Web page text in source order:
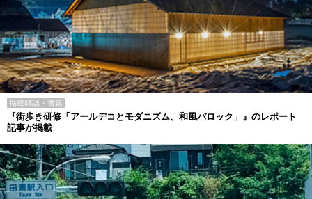
掲載雑誌・書籍
『街歩き研修「アールデコとモダニズム、和風バロック」』のレポート
記事が掲載